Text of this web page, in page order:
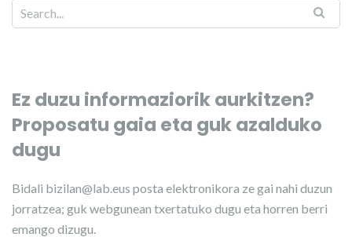
Ez duzu informaziorik aurkitzen?
Proposatu gaia eta guk azalduko
dugu
Bidali bizilan@lab.eus posta elektronikora ze gai nahi duzun
jorratzea; guk webgunean txertatuko dugu eta horren berri
emango dizugu.